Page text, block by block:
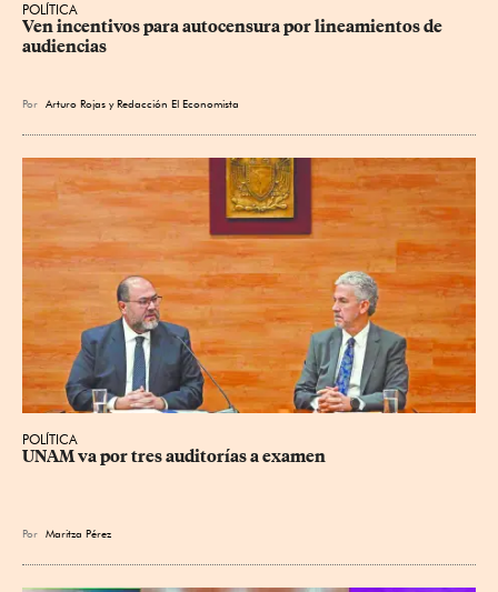
POLÍTICA
Ven incentivos para autocensura por lineamientos de
audiencias
Por Arturo Rojas yRedacción El Economista
POLÍTICA
UNAM va por tres auditorías a examen
Por Maritza Pérez